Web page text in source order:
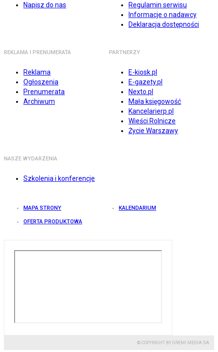
Napisz do nas
Regulamin serwisu
Informacje o nadawcy
Deklaracja dostępności
REKLAMA I PRENUMERATA
Reklama
Ogłoszenia
Prenumerata
Archiwum
PARTNERZY
E-kiosk.pl
E-gazety.pl
Nexto.pl
Mała księgowość
Kancelarierp.pl
Wieści Rolnicze
Życie Warszawy
NASZE WYDARZENIA
Szkolenia i konferencje
MAPA STRONY KALENDARIUM
OFERTA PRODUKTOWA
© COPYRIGHT BY GREMI MEDIA SA